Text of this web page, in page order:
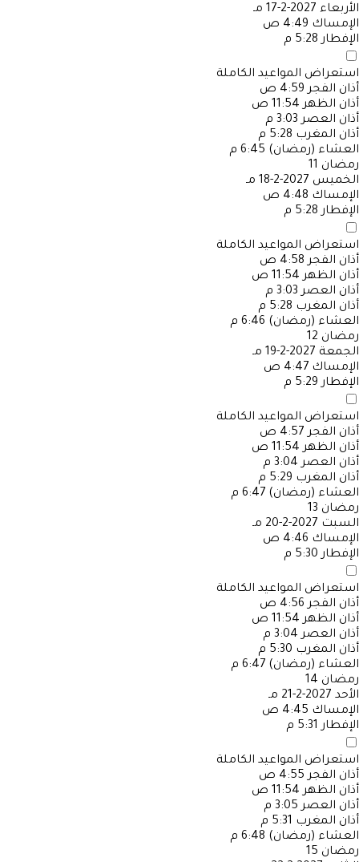
الأربعاء 2027-2-17 مـ
الإمساك 4:49 ص
الإفطار 5:28 م
استعراض المواعيد الكاملة
أذان الفجر 4:59 ص
أذان الظهر 11:54 ص
أذان العصر 3:03 م
أذان المغرب 5:28 م
العشاء (رمضان) 6:45 م
رمضان 11
الخميس 2027-2-18 مـ
الإمساك 4:48 ص
الإفطار 5:28 م
استعراض المواعيد الكاملة
أذان الفجر 4:58 ص
أذان الظهر 11:54 ص
أذان العصر 3:03 م
أذان المغرب 5:28 م
العشاء (رمضان) 6:46 م
رمضان 12
الجمعة 2027-2-19 مـ
الإمساك 4:47 ص
الإفطار 5:29 م
استعراض المواعيد الكاملة
أذان الفجر 4:57 ص
أذان الظهر 11:54 ص
أذان العصر 3:04 م
أذان المغرب 5:29 م
العشاء (رمضان) 6:47 م
رمضان 13
السبت 2027-2-20 مـ
الإمساك 4:46 ص
الإفطار 5:30 م
استعراض المواعيد الكاملة
أذان الفجر 4:56 ص
أذان الظهر 11:54 ص
أذان العصر 3:04 م
أذان المغرب 5:30 م
العشاء (رمضان) 6:47 م
رمضان 14
الأحد 2027-2-21 مـ
الإمساك 4:45 ص
الإفطار 5:31 م
استعراض المواعيد الكاملة
أذان الفجر 4:55 ص
أذان الظهر 11:54 ص
أذان العصر 3:05 م
أذان المغرب 5:31 م
العشاء (رمضان) 6:48 م
رمضان 15